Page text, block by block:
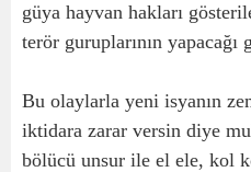
güya hayvan hakları
terör guruplarının
Bu olaylarla yeni isyanın
iktidara zarar versin diye
bölücü unsur ile el ele, kol